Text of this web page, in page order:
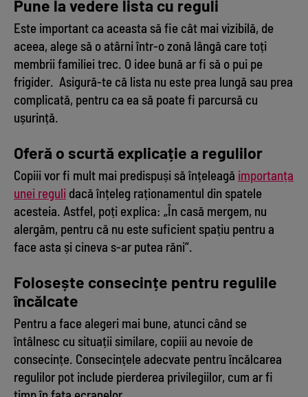
Pune la vedere lista cu reguli
Este important ca aceasta să fie cât mai vizibilă, de
aceea, alege să o atârni într-o zonă lângă care toți
membrii familiei trec. O idee bună ar fi să o pui pe
frigider. Asigură-te că lista nu este prea lungă sau prea
complicată, pentru ca ea să poate fi parcursă cu
ușurință.
Oferă o scurtă explicație a regulilor
Copiii vor fi mult mai predispuși să înțeleagă importanța
unei reguli dacă înțeleg raționamentul din spatele
acesteia. Astfel, poți explica: „În casă mergem, nu
alergăm, pentru că nu este suficient spațiu pentru a
face asta și cineva s-ar putea răni“.
Folosește consecințe pentru regulile
încălcate
Pentru a face alegeri mai bune, atunci când se
întâlnesc cu situații similare, copiii au nevoie de
consecințe. Consecințele adecvate pentru încălcarea
regulilor pot include pierderea privilegiilor, cum ar fi